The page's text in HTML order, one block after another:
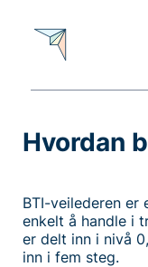
Hvordan
BTI-veilederen
enkelt å handle i
er delt inn i nivå
inn i fem steg.